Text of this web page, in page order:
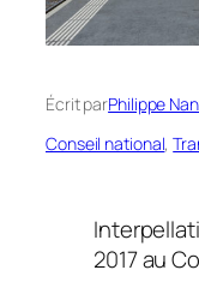
Écrit parPhilippe
Conseil national,
2017 au